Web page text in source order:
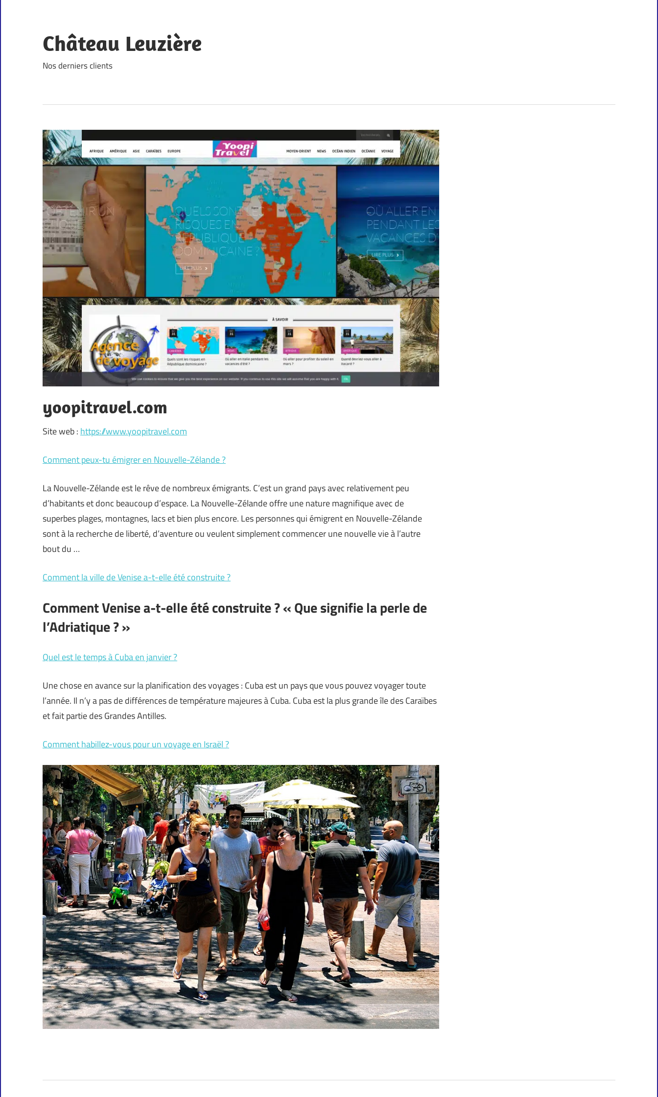
content
Château Leuzière
Nos derniers clients
yoopitravel.com
Site web : https://www.yoopitravel.com
Comment peux-tu émigrer en Nouvelle-Zélande ?
La Nouvelle-Zélande est le rêve de nombreux émigrants. C’est un grand pays avec relativement peu
d’habitants et donc beaucoup d’espace. La Nouvelle-Zélande offre une nature magnifique avec de
superbes plages, montagnes, lacs et bien plus encore. Les personnes qui émigrent en Nouvelle-Zélande
sont à la recherche de liberté, d’aventure ou veulent simplement commencer une nouvelle vie à l’autre
bout du …
Comment la ville de Venise a-t-elle été construite ?
Comment Venise a-t-elle été construite ? « Que signifie la perle de
l’Adriatique ? »
Quel est le temps à Cuba en janvier ?
Une chose en avance sur la planification des voyages : Cuba est un pays que vous pouvez voyager toute
l’année. Il n’y a pas de différences de température majeures à Cuba. Cuba est la plus grande île des Caraïbes
et fait partie des Grandes Antilles.
Comment habillez-vous pour un voyage en Israël ?